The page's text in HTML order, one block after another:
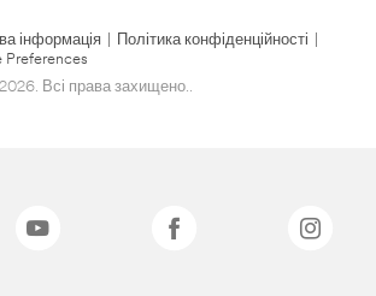
інформація Політика конфіденційності
Preferences
Всі права захищено..